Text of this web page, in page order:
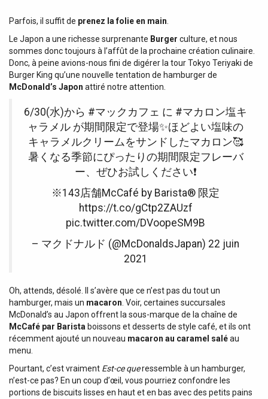
Parfois, il suffit de prenez la folie en main
Le Japon a une richesse surprenante Burger culture, et nous
sommes donc toujours à l’affût de la prochaine création culinaire.
Donc, à peine avions-nous fini de digérer la tour Tokyo Teriyaki de
Burger King qu’une nouvelle tentation de hamburger de
McDonald’s Japon attiré notre attention.
6/30(水)から #マックカフェ に #マカロン塩キ
ャラメル が期間限定で登場✨ほどよい塩味の
キャラメルクリームをサンドしたマカロン🥰
暑くなる季節にぴったりの期間限定フレーバ
ー、ぜひお試しください❗️
※143店舗McCafé by Barista®️ 限定
https://t.co/gCtp2ZAUzf
pic.twitter.com/DVoopeSM9B
– マクドナルド (@McDonaldsJapan) 22 juin
2021
Oh, attends, désolé. Il s’avère que ce n’est pas du tout un
hamburger, mais un macaron . Voir, certaines succursales
McDonald’s au Japon offrent la sous-marque de la chaîne de
McCafé par Barista boissons et desserts de style café, et ils ont
récemment ajouté un nouveau macaron au caramel saléau
menu.
Pourtant, c’est vraiment Est-ce queressemble à un hamburger,
n’est-ce pas? En un coup d’œil, vous pourriez confondre les
portions de biscuits lisses en haut et en bas avec des petits pains